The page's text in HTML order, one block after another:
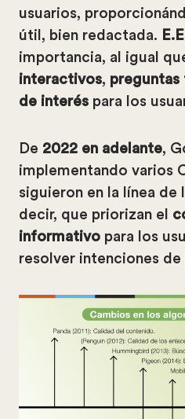
usuarios,
útil, bien redactada.
importancia, al igual
interactivos,
de interés para los
De 2022 en adelante,
implementando varios
siguieron en la línea de
decir, que priorizan el
informativo para los
resolver intenciones de